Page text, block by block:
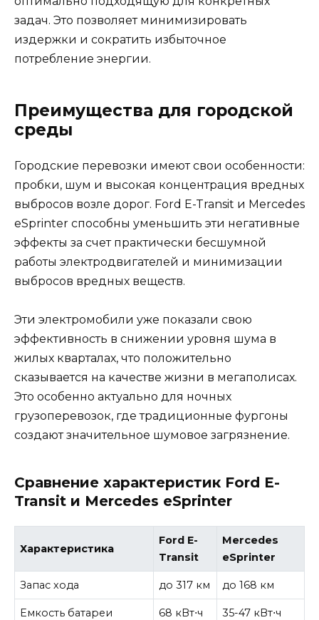
задач. Это позволяет минимизировать
издержки и сократить избыточное
потребление энергии.
Преимущества для городской
среды
Городские перевозки имеют свои особенности:
пробки, шум и высокая концентрация вредных
выбросов возле дорог. Ford E-Transit и Mercedes
eSprinter способны уменьшить эти негативные
эффекты за счет практически бесшумной
работы электродвигателей и минимизации
выбросов вредных веществ.
Эти электромобили уже показали свою
эффективность в снижении уровня шума в
жилых кварталах, что положительно
сказывается на качестве жизни в мегаполисах.
Это особенно актуально для ночных
грузоперевозок, где традиционные фургоны
создают значительное шумовое загрязнение.
Сравнение характеристик Ford E-
Transit и Mercedes eSprinter
Характеристика
Ford E-
Transit
Mercedes
eSprinter
Запас хода до 317 км до 168 км
Емкость батареи 68 кВт⋅ч 35-47 кВт⋅ч